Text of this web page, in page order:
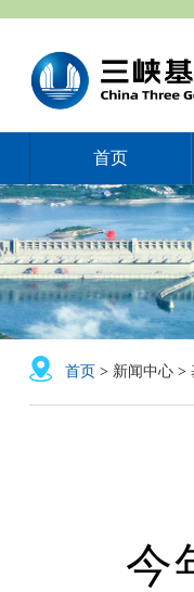
首页
首页 > 新闻中心 >
今年